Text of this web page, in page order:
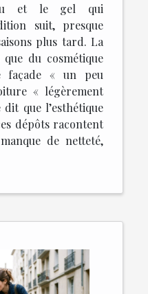
et le gel qui
suit, presque
plus tard. La
que du cosmétique
« un peu
« légèrement
que l’esthétique
dépôts racontent
de netteté,